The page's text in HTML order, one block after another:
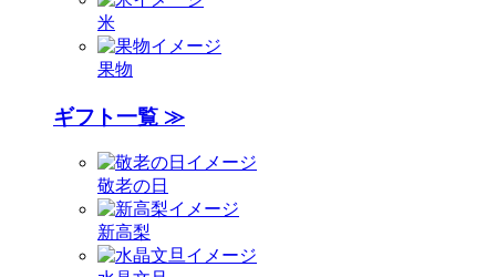
米
果物
ギフト一覧 ≫
敬老の日
新高梨